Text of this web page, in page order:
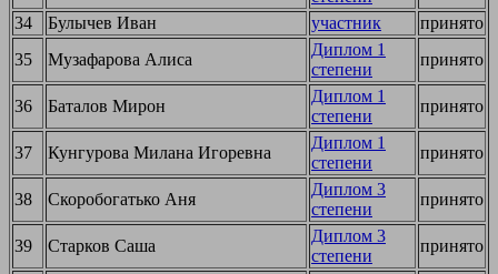
34
Булычев Иван участник
принято
35
Музафарова Алиса
Диплом 1
степени
принято
36 Баталов Мирон
Диплом 1
степени
принято
37 Кунгурова Милана Игоревна
Диплом 1
степени
принято
38 Скоробогатько Аня
Диплом 3
степени
принято
39 Старков Саша
Диплом 3
степени
принято